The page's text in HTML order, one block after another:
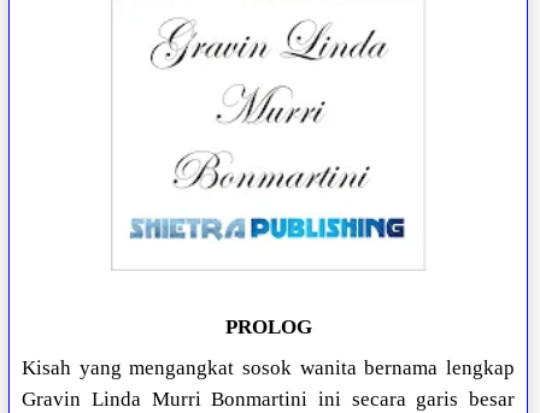
PROLOG
Kisah yang mengangkat sosok wanita bernama lengkap
Gravin Linda Murri Bonmartini ini secara garis besar